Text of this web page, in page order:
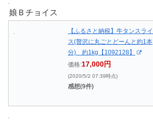
娘Ｂチョイス
【ふるさと納税】牛タンスライ
ス(贅沢に丸ごとどーんと約1本
分) 約1kg【1092128】
価格:17,000円
(2020/5/2 07:39時点)
感想(9件)